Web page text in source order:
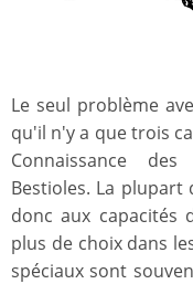
Le seul problème
qu'il n'y a que trois
Connaissance
Bestioles. La
donc aux capacités
plus de choix dans
spéciaux sont